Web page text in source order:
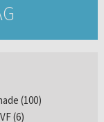
(100)
(6)